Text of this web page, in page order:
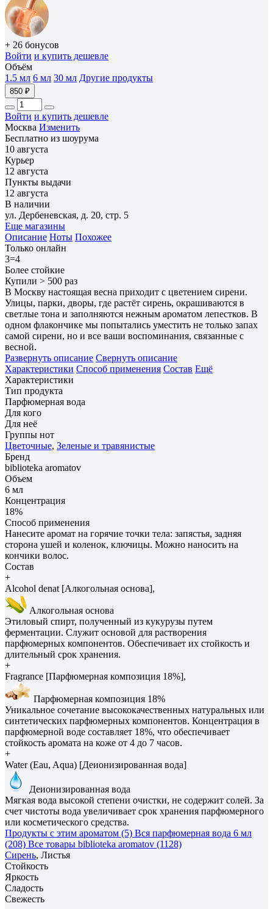
+ 26 бонусов
Войти и купить дешевле
Объём
1.5 мл 6 мл 30 мл Другие продукты
850 ₽
Войти и купить дешевле
Москва Изменить
Бесплатно из шоурума
10 августа
Курьер
12 августа
Пункты выдачи
12 августа
В наличии
ул. Дербеневская, д. 20, стр. 5
Еще магазины
Описание Ноты Похожее
Только онлайн
3=4
Более стойкие
Купили > 500 раз
В Москву настоящая весна приходит с цветением сирени.
Улицы, парки, дворы, где растёт сирень, окрашиваются в
светлые тона и заполняются нежным ароматом лепестков. В
одном флакончике мы попытались уместить не только запах
самой сирени, но и все ваши воспоминания, связанные с
весной.
Развернуть описание Свернуть описание
Характеристики Способ применения Состав Ещё
Характеристики
Тип продукта
Парфюмерная вода
Для кого
Для неё
Группы нот
Цветочные, Зеленые и травянистые
Бренд
biblioteka aromatov
Объем
6 мл
Концентрация
18%
Способ применения
Нанесите аромат на горячие точки тела: запястья, задняя
сторона ушей и коленок, ключицы. Можно наносить на
кончики волос.
Состав
+
Alcohol denat [Алкогольная основа],
Алкогольная основа
Этиловый спирт, полученный из кукурузы путем
ферментации. Служит основой для растворения
парфюмерных компонентов. Обеспечивает их стойкость и
длительный срок хранения.
+
Fragrance [Парфюмерная композиция 18%],
Парфюмерная композиция 18%
Уникальное сочетание высококачественных натуральных или
синтетических парфюмерных компонентов. Концентрация в
парфюмерной воде составляет 18%, что обеспечивает
стойкость аромата на коже от 4 до 7 часов.
+
Water (Eau, Aqua) [Деионизированная вода]
Деионизированная вода
Мягкая вода высокой степени очистки, не содержит солей. За
счет чистоты вода увеличивает срок хранения парфюмерного
или косметического средства.
Продукты с этим ароматом (5) Вся парфюмерная вода 6 мл
(208) Все товары biblioteka aromatov (1128)
Сирень, Листья
Стойкость
Яркость
Сладость
Свежесть